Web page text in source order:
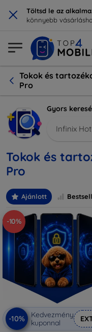
× Töltsd le az
könnyebb
Tokok és
Pro
Gyors
Infinix
Tokok és
Pro
Ajánlott
-10%
-10%
Kedvezmény
kuponnal